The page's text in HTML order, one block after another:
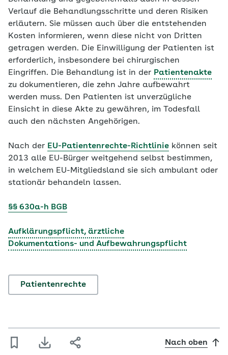
Verlauf die Behandlungsschritte und deren Risiken
erläutern. Sie müssen auch über die entstehenden
Kosten informieren, wenn diese nicht von Dritten
getragen werden. Die Einwilligung der Patienten ist
erforderlich, insbesondere bei chirurgischen
Eingriffen. Die Behandlung ist in der Patientenakte
zu dokumentieren, die zehn Jahre aufbewahrt
werden muss. Den Patienten ist unverzügliche
Einsicht in diese Akte zu gewähren, im Todesfall
auch den nächsten Angehörigen.
Nach der EU-Patientenrechte-Richtlinie können seit
2013 alle EU-Bürger weitgehend selbst bestimmen,
in welchem EU-Mitgliedsland sie sich ambulant oder
stationär behandeln lassen.
§§ 630a-h BGB
Aufklärungspflicht, ärztliche
Dokumentations- und Aufbewahrungspflicht
Patientenrechte
Nach oben